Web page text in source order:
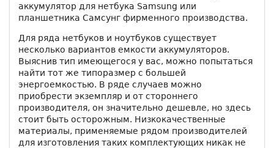
аккумулятор для нетбука Samsung или
планшетника Самсунг фирменного производства.
Для ряда нетбуков и ноутбуков существует
несколько вариантов емкости аккумуляторов.
Выяснив тип имеющегося у вас, можно попытаться
найти тот же типоразмер с большей
энергоемкостью. В ряде случаев можно
приобрести экземпляр и от стороннего
производителя, он значительно дешевле, но здесь
стоит быть осторожным. Низкокачественные
материалы, применяемые рядом производителей
для изготовления таких комплектующих никак не